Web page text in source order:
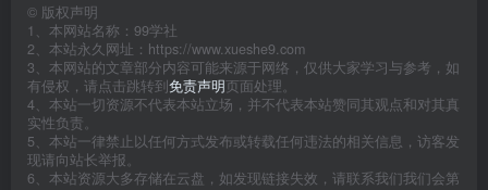
© 版权声明
1、本网站名称：99学社
2、本站永久网址：https://www.xueshe9.com
3、本网站的文章部分内容可能来源于网络，仅供大家学习与参考，如
有侵权，请点击跳转到免责声明页面处理。
4、本站一切资源不代表本站立场，并不代表本站赞同其观点和对其真
实性负责。
5、本站一律禁止以任何方式发布或转载任何违法的相关信息，访客发
现请向站长举报。
6、本站资源大多存储在云盘，如发现链接失效，请联系我们我们会第